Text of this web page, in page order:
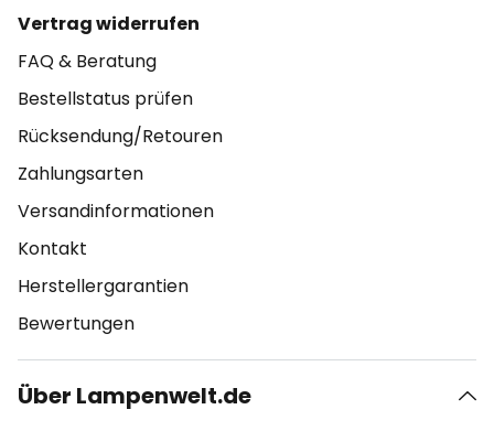
Vertrag widerrufen
FAQ & Beratung
Bestellstatus prüfen
Rücksendung/Retouren
Zahlungsarten
Versandinformationen
Kontakt
Herstellergarantien
Bewertungen
Über Lampenwelt.de